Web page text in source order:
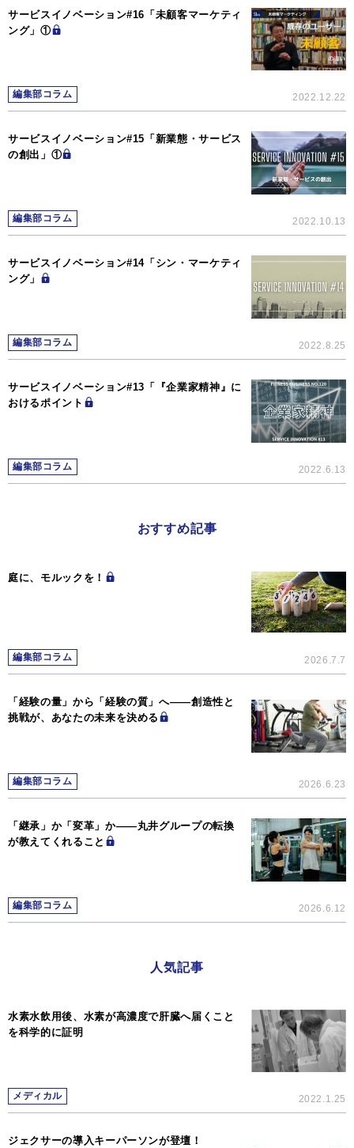
サービスイノベーション#16「未顧客マーケティ
ング」①
編集部コラム 2022.12.22
サービスイノベーション#15「新業態・サービス
の創出」①
編集部コラム 2022.10.13
サービスイノベーション#14「シン・マーケティ
ング」
編集部コラム 2022.8.25
サービスイノベーション#13「『企業家精神』に
おけるポイント
編集部コラム 2022.6.13
おすすめ記事
庭に、モルックを！
編集部コラム 2026.7.7
「経験の量」から「経験の質」へ――創造性と
挑戦が、あなたの未来を決める
編集部コラム 2026.6.23
「継承」か「変革」か―—丸井グループの転換
が教えてくれること
編集部コラム 2026.6.12
人気記事
水素水飲用後、水素が高濃度で肝臓へ届くこと
を科学的に証明
メディカル 2022.1.25
ジェクサーの導入キーパーソンが登壇！